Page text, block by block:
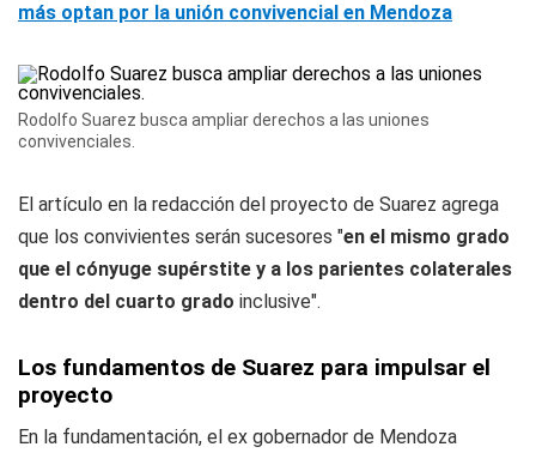
más optan por la unión convivencial en Mendoza
Rodolfo Suarez busca ampliar derechos a las uniones
convivenciales.
El artículo en la redacción del proyecto de Suarez agrega
que los convivientes serán sucesores "en el mismo grado
que el cónyuge supérstite y a los parientes colaterales
dentro del cuarto grado inclusive".
Los fundamentos de Suarez para impulsar el
proyecto
En la fundamentación, el ex gobernador de Mendoza